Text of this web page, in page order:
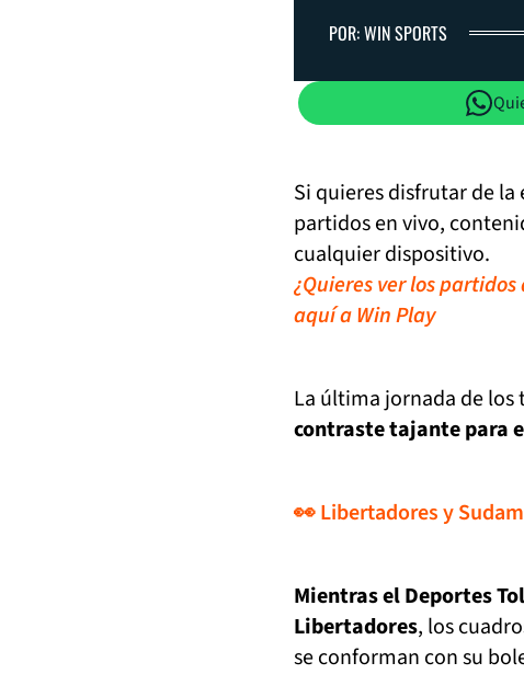
POR: WIN SPORTS
Si quieres disfrutar de la
partidos en vivo,
cualquier dispositivo.
¿Quieres ver los
aquí a Win Play
La última jornada de
contraste tajante para
👀 Libertadores y
Mientras el Deportes
Libertadores, los
se conforman con su